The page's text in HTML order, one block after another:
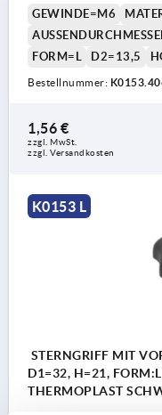
GEWINDE=M6
FORM=L
D2=13,5
Bestellnummer:
1,56 €
zzgl. MwSt.
zzgl. Versandkosten
K0153 L
STERNGRIFF MIT
D1=32, H=21,
THERMOPLAST